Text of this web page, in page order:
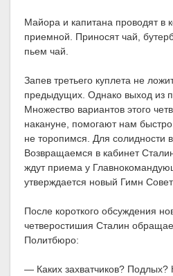
Майора и капитана проводят в
приемной. Приносят чай,
пьем чай.
Запев третьего куплета не
предыдущих. Однако выход из
Множество вариантов этого
накануне, помогают нам
не торопимся. Для солидности
Возвращаемся в кабинет
ждут приема у
утверждается новый Гимн
После короткого обсуждения
четверостишия Сталин
Политбюро:
— Каких захватчиков? Подлых?